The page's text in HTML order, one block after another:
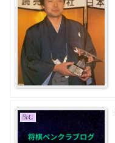
読む